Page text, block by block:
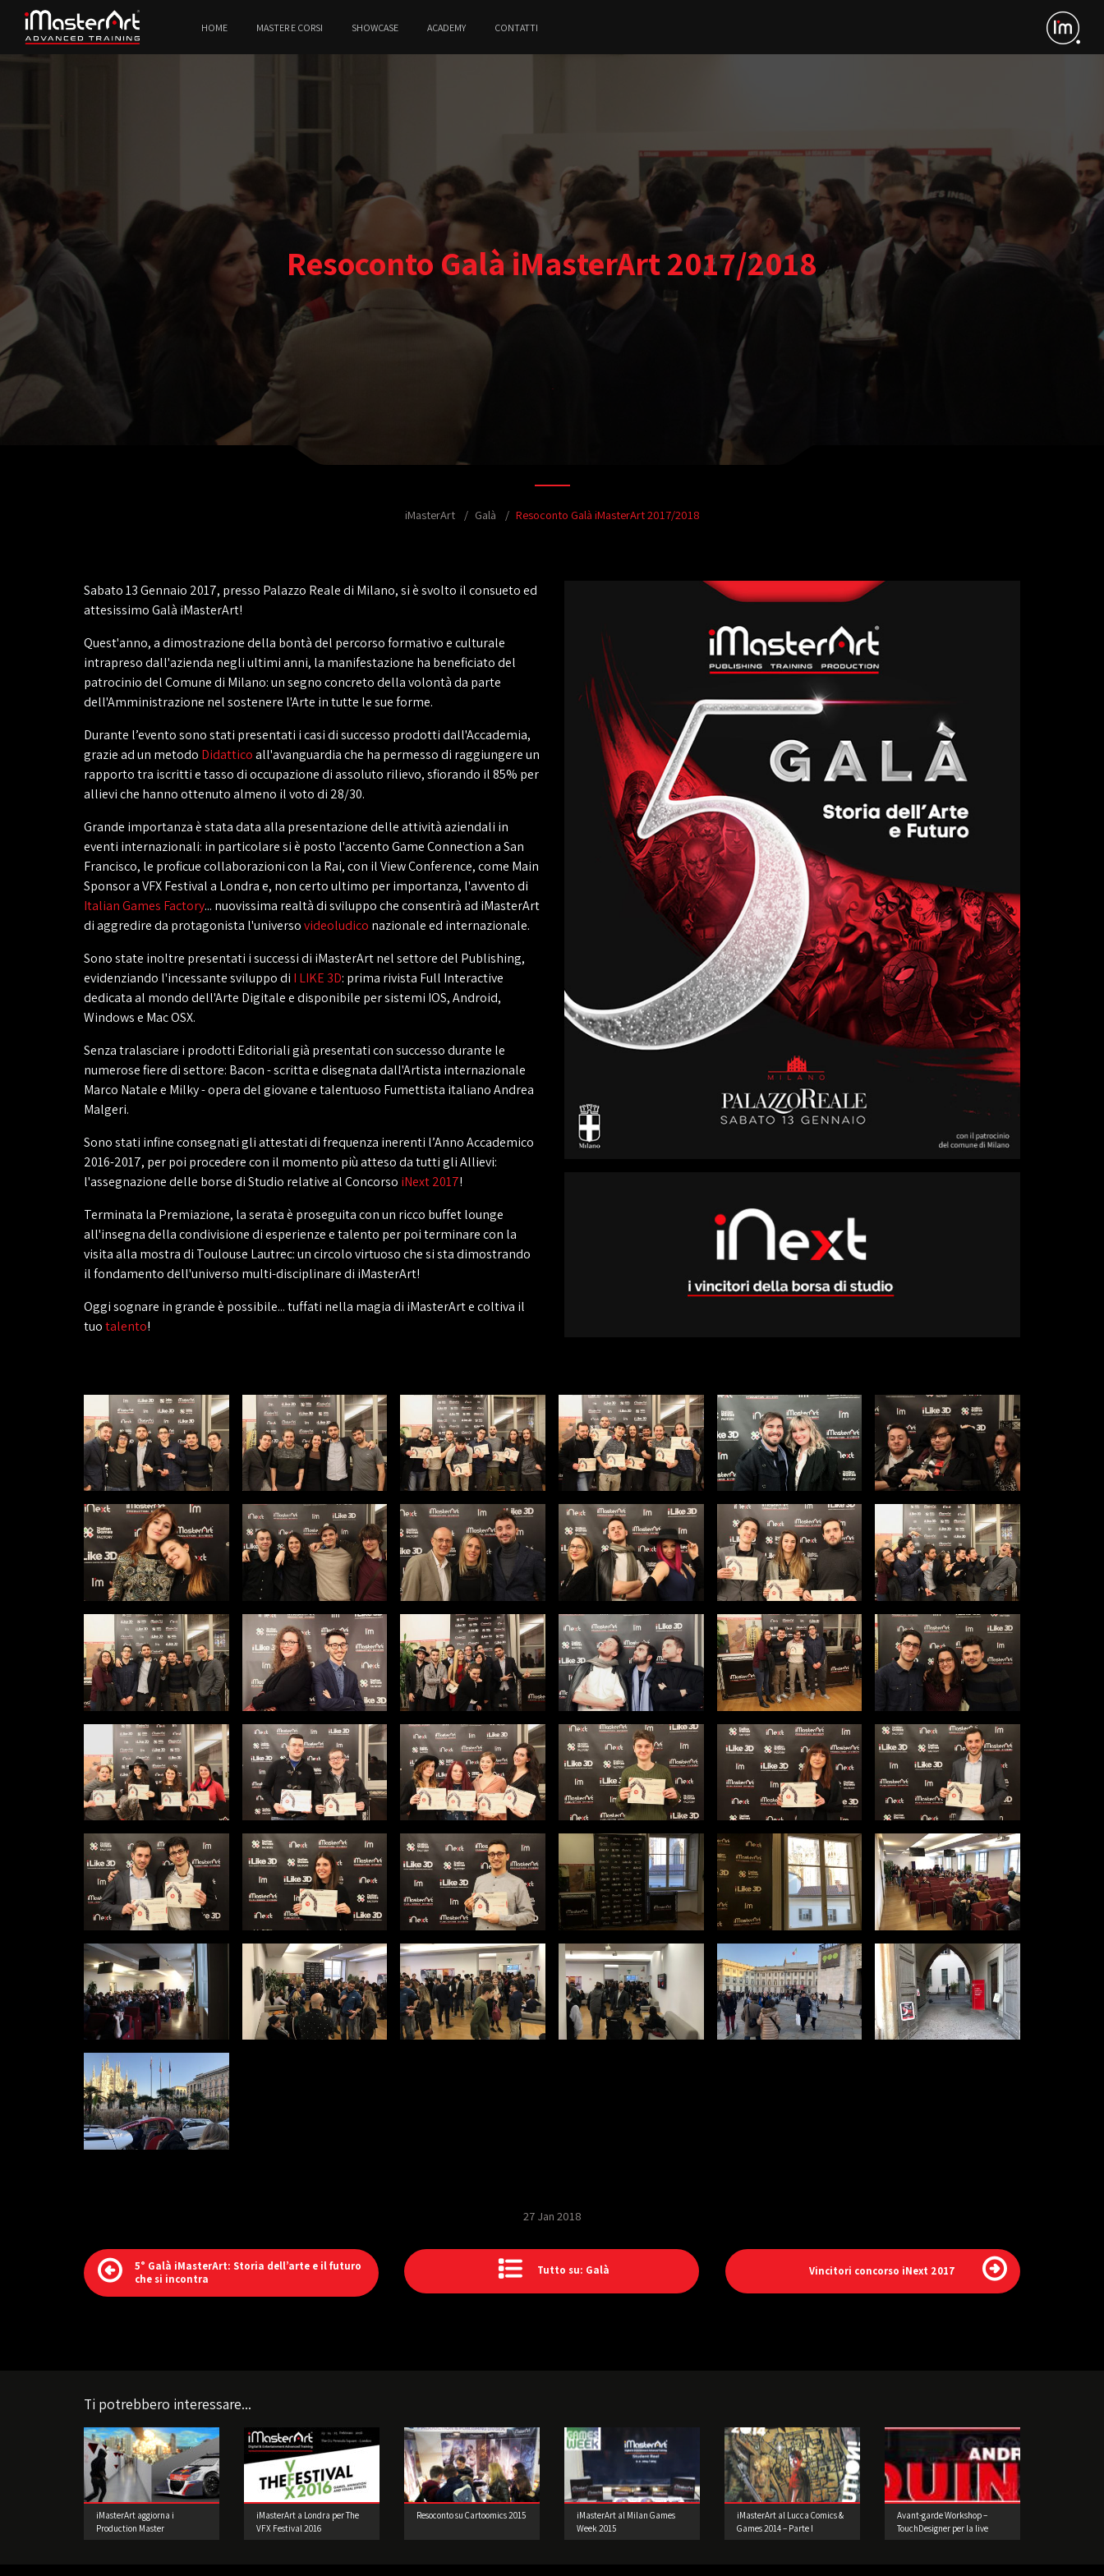
HOME MASTER E CORSI SHOWCASE ACADEMY CONTATTI
Resoconto Galà iMasterArt 2017/2018
iMasterArt Galà Resoconto Galà iMasterArt 2017/2018
Sabato 13 Gennaio 2017, presso Palazzo Reale di Milano, si è svolto il consueto ed
attesissimo Galà iMasterArt!
Quest'anno, a dimostrazione della bontà del percorso formativo e culturale
intrapreso dall'azienda negli ultimi anni, la manifestazione ha beneficiato del
patrocinio del Comune di Milano: un segno concreto della volontà da parte
dell'Amministrazione nel sostenere l'Arte in tutte le sue forme.
Durante l’evento sono stati presentati i casi di successo prodotti dall'Accademia,
grazie ad un metodo Didatticoall'avanguardia che ha permesso di raggiungere un
rapporto tra iscritti e tasso di occupazione di assoluto rilievo, sfiorando il 85% per
allievi che hanno ottenuto almeno il voto di 28/30.
Grande importanza è stata data alla presentazione delle attività aziendali in
eventi internazionali: in particolare si è posto l'accento Game Connection a San
Francisco, le proficue collaborazioni con la Rai, con il View Conference, come Main
Sponsor a VFX Festival a Londra e, non certo ultimo per importanza, l'avvento di
Italian Games Factory... nuovissima realtà di sviluppo che consentirà ad iMasterArt
di aggredire da protagonista l'universovideoludico nazionale ed internazionale.
Sono state inoltre presentati i successi di iMasterArt nel settore del Publishing,
evidenziando l'incessante sviluppo di I LIKE 3D: prima rivista Full Interactive
dedicata al mondo dell'Arte Digitale e disponibile per sistemi IOS, Android,
Windows e Mac OSX.
Senza tralasciare i prodotti Editoriali già presentati con successo durante le
numerose fiere di settore: Bacon - scritta e disegnata dall'Artista internazionale
Marco Natale e Milky - opera del giovane e talentuoso Fumettista italiano Andrea
Malgeri.
Sono stati infine consegnati gli attestati di frequenza inerenti l’Anno Accademico
2016-2017, per poi procedere con il momento più atteso da tutti gli Allievi:
l'assegnazione delle borse di Studio relative al Concorso iNext 2017!
Terminata la Premiazione, la serata è proseguita con un ricco buffet lounge
all'insegna della condivisione di esperienze e talento per poi terminare con la
visita alla mostra di Toulouse Lautrec: un circolo virtuoso che si sta dimostrando
il fondamento dell'universo multi-disciplinare di iMasterArt!
Oggi sognare in grande è possibile... tuffati nella magia di iMasterArt e coltiva il
tuotalento!
27 Jan 2018
5° Galà iMasterArt: Storia dell’arte e il futuro
che si incontra
Tutto su: Galà Vincitori concorso iNext 2017
Ti potrebbero interessare...
iMasterArt aggiorna i
Production Master
iMasterArt a Londra per The
VFX Festival 2016
Resoconto su Cartoomics 2015
iMasterArt al Milan Games
Week 2015
iMasterArt al Lucca Comics &
Games 2014 – Parte I
Avant-garde Workshop –
TouchDesigner per la live